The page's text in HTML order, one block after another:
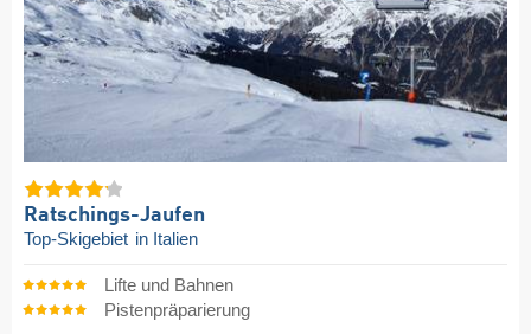
Ratschings-Jaufen
Top-Skigebiet in Italien
Lifte und Bahnen
Pistenpräparierung